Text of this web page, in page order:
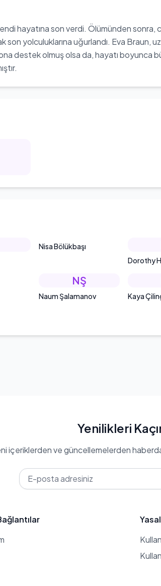
hayatına son verdi. Ölümünden sonra,
yolculuklarına uğurlandı. Eva Braun,
destek olmuş olsa da, hayatı boyunca
Nisa Bölükbaşı
Dorothy
NŞ
Naum Şalamanov Kaya
Yenilikleri
içeriklerden ve güncellemelerden
Yasal